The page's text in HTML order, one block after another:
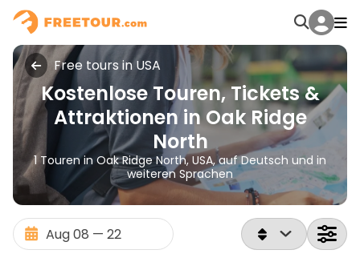
Free tours in USA
Kostenlose Touren, Tickets &
Attraktionen in Oak Ridge
North
1 Touren in Oak Ridge North, USA, auf Deutsch und in
weiteren Sprachen